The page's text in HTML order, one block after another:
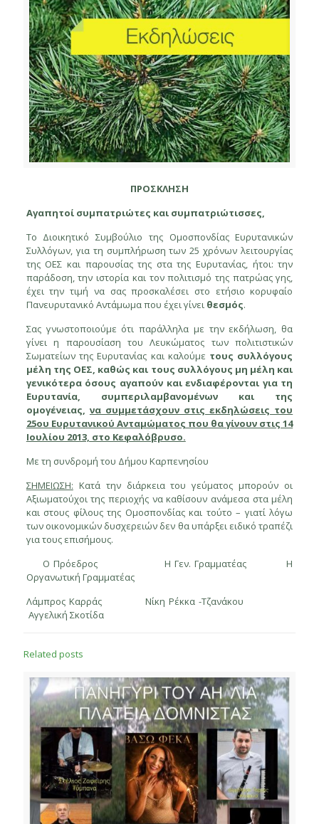
ΠΡΟΣΚΛΗΣΗ
Αγαπητοί συμπατριώτες και συμπατριώτισσες,
Το Διοικητικό Συμβούλιο της Ομοσπονδίας Ευρυτανικών
Συλλόγων, για τη συμπλήρωση των 25 χρόνων λειτουργίας
της ΟΕΣ και παρουσίας της στα της Ευρυτανίας, ήτοι: την
παράδοση, την ιστορία και τον πολιτισμό της πατρώας γης,
έχει την τιμή να σας προσκαλέσει στο ετήσιο κορυφαίο
Πανευρυτανικό Αντάμωμα που έχει γίνει θεσμός.
Σας γνωστοποιούμε ότι παράλληλα με την εκδήλωση, θα
γίνει η παρουσίαση του Λευκώματος των πολιτιστικών
Σωματείων της Ευρυτανίας και καλούμε τους συλλόγους
μέλη της ΟΕΣ, καθώς και τους συλλόγους μη μέλη και
γενικότερα όσους αγαπούν και ενδιαφέρονται για τη
Ευρυτανία, συμπεριλαμβανομένων και της
ομογένειας, να συμμετάσχουν στις εκδηλώσεις του
25oυ Ευρυτανικού Ανταμώματος που θα γίνουν στις 14
Ιουλίου 2013, στο Κεφαλόβρυσο.
Με τη συνδρομή του Δήμου Καρπενησίου
ΣΗΜΕΙΩΣΗ: Κατά την διάρκεια του γεύματος μπορούν οι
Αξιωματούχοι της περιοχής να καθίσουν ανάμεσα στα μέλη
και στους φίλους της Ομοσπονδίας και τούτο – γιατί λόγω
των οικονομικών δυσχερειών δεν θα υπάρξει ειδικό τραπέζι
για τους επισήμους.
Ο Πρόεδρος Η Γεν. Γραμματέας Η
Οργανωτική Γραμματέας
Λάμπρος Καρράς Νίκη Ρέκκα -Τζανάκου
Αγγελική Σκοτίδα
Related posts